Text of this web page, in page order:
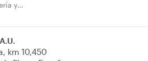
y
km 10,450